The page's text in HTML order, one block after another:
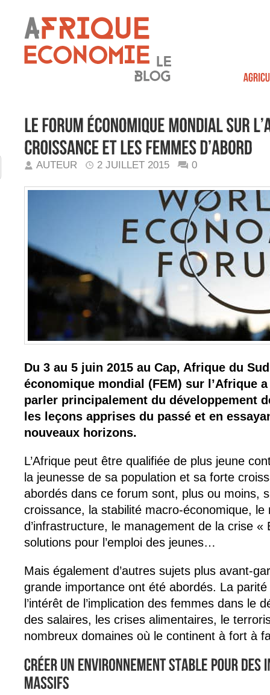
AUTEUR 2 JUILLET 2015 0
Du 3 au 5 juin 2015 au Cap, Afrique du
économique mondial (FEM) sur l’Afrique
parler principalement du développement
les leçons apprises du passé et en
nouveaux horizons.
L’Afrique peut être qualifiée de plus jeune
la jeunesse de sa population et sa forte
abordés dans ce forum sont, plus ou moins,
croissance, la stabilité macro-économique, le
d’infrastructure, le management de la crise «
solutions pour l’emploi des jeunes…
Mais également d’autres sujets plus avant-
grande importance ont été abordés. La
l’intérêt de l’implication des femmes dans le
des salaires, les crises alimentaires, le
nombreux domaines où le continent à fort à